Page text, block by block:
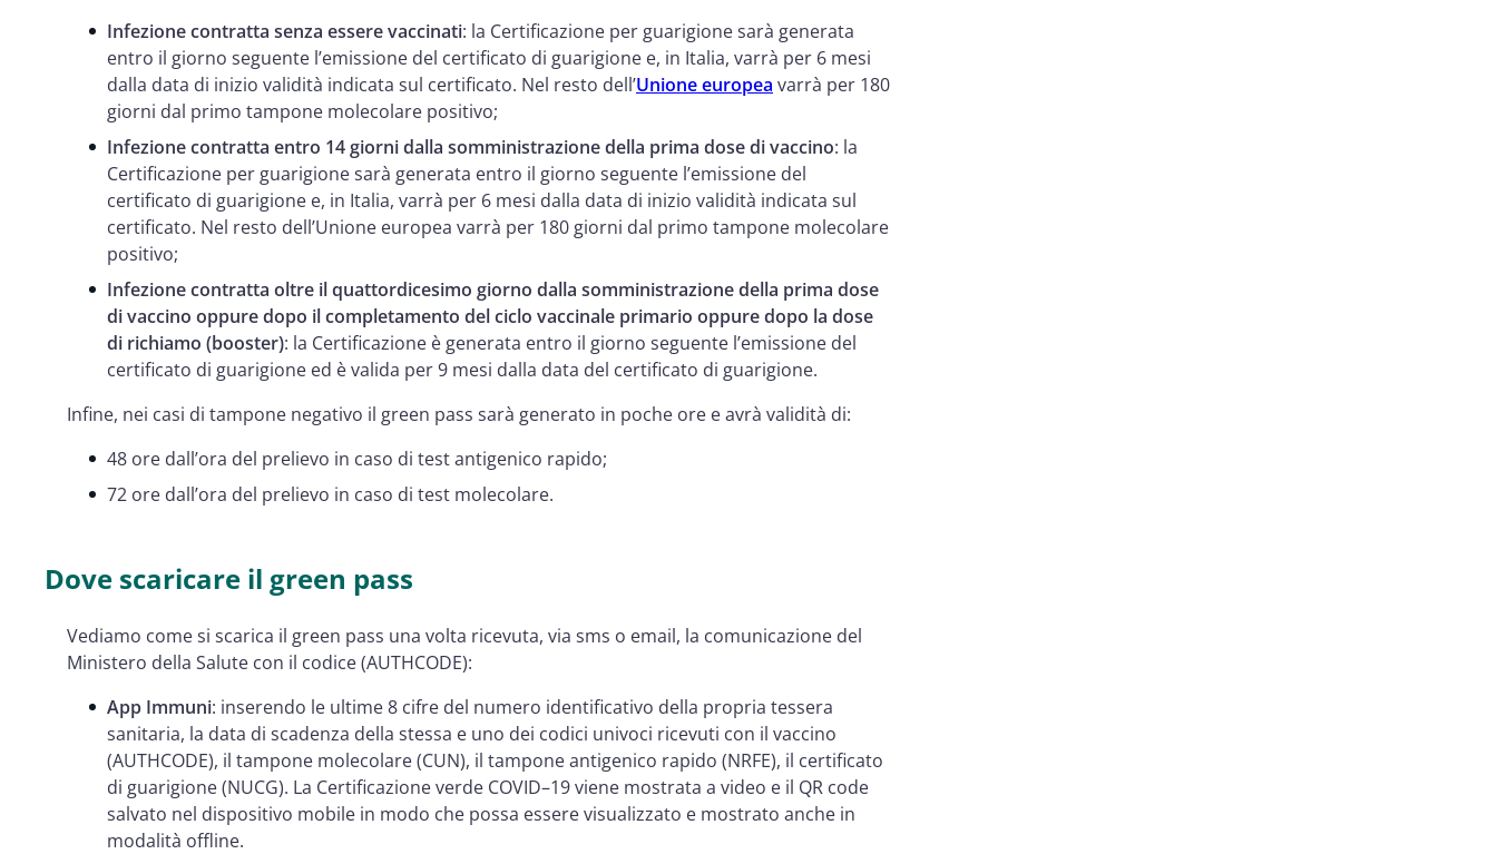
Infezione contratta senza essere vaccinati: la Certificazione per guarigione sarà generata
entro il giorno seguente l’emissione del certificato di guarigione e, in Italia, varrà per 6 mesi
dalla data di inizio validità indicata sul certificato. Nel resto dell’Unione europea varrà per 180
giorni dal primo tampone molecolare positivo;
Infezione contratta entro 14 giorni dalla somministrazione della prima dose di vaccino: la
Certificazione per guarigione sarà generata entro il giorno seguente l’emissione del
certificato di guarigione e, in Italia, varrà per 6 mesi dalla data di inizio validità indicata sul
certificato. Nel resto dell’Unione europea varrà per 180 giorni dal primo tampone molecolare
positivo;
Infezione contratta oltre il quattordicesimo giorno dalla somministrazione della prima dose
di vaccino oppure dopo il completamento del ciclo vaccinale primario oppure dopo la dose
di richiamo (booster): la Certificazione è generata entro il giorno seguente l’emissione del
certificato di guarigione ed è valida per 9 mesi dalla data del certificato di guarigione.
Infine, nei casi di tampone negativo il green pass sarà generato in poche ore e avrà validità di:
48 ore dall’ora del prelievo in caso di test antigenico rapido;
72 ore dall’ora del prelievo in caso di test molecolare.
Dove scaricare il green pass
Vediamo come si scarica il green pass una volta ricevuta, via sms o email, la comunicazione del
Ministero della Salute con il codice (AUTHCODE):
App Immuni: inserendo le ultime 8 cifre del numero identificativo della propria tessera
sanitaria, la data di scadenza della stessa e uno dei codici univoci ricevuti con il vaccino
(AUTHCODE), il tampone molecolare (CUN), il tampone antigenico rapido (NRFE), il certificato
di guarigione (NUCG). La Certificazione verde COVID–19 viene mostrata a video e il QR code
salvato nel dispositivo mobile in modo che possa essere visualizzato e mostrato anche in
modalità offline.